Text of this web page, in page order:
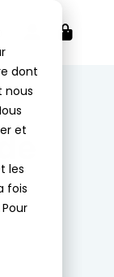
dont
nous
et
les
fois